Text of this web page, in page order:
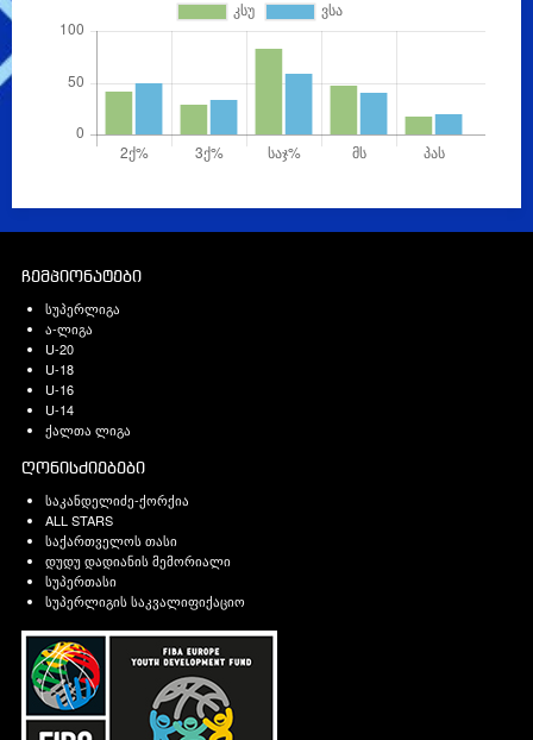
ჩემპიონატები
სუპერლიგა
ა-ლიგა
U-20
U-18
U-16
U-14
ქალთა ლიგა
ღონისძიებები
საკანდელიძე-ქორქია
ALL STARS
საქართველოს თასი
დუდუ დადიანის მემორიალი
სუპერთასი
სუპერლიგის საკვალიფიქაციო